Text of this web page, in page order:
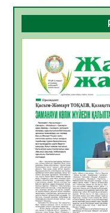
06.08.2026
ҚҰРЫЛТАЙ
БАСТАР
06.08.2026
Инфекциялық
жұмыстарының
06.08.2026
Көкжөтел
06.08.2026
АПВ вакцинасы
06.08.2026